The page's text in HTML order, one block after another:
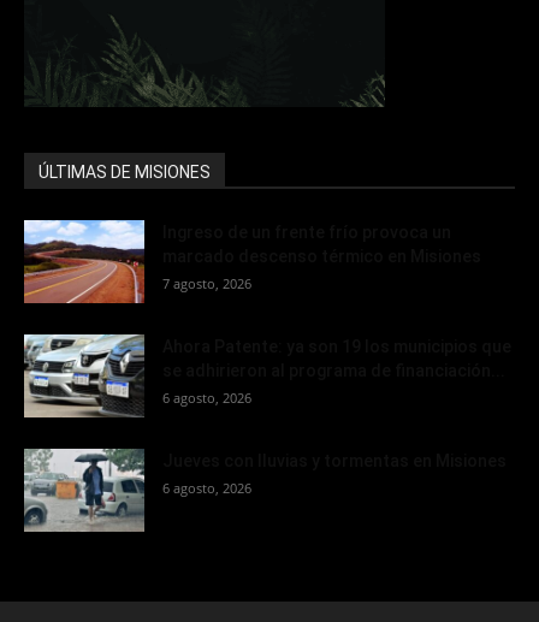
ÚLTIMAS DE MISIONES
7 agosto, 2026
6 agosto, 2026
6 agosto, 2026